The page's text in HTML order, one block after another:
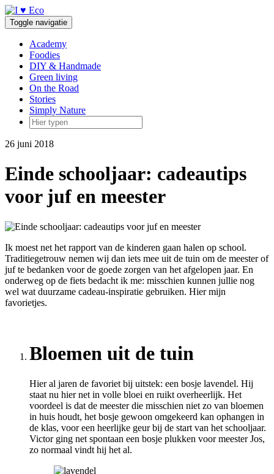
Doorgaan
naar
inhoud
Toggle navigatie
Academy
Foodies
DIY & Handmade
Green living
On the Road
Stories
Simply Nature
26 juni 2018
Einde schooljaar: cadeautips
voor juf en meester
Ik moest net het rapport van de kinderen gaan halen op school.
Traditiegetrouw nemen wij dan iets mee uit de tuin om de meester of
juf te bedanken voor de goede zorgen van het afgelopen jaar. En
onderweg op de fiets bedacht ik me: misschien kunnen jullie nog
wel wat duurzame cadeau-inspiratie gebruiken. Hier mijn
favorietjes.
Bloemen uit de tuin
Hier al jaren de favoriet bij uitstek: een bosje lavendel. Hij
staat nu hier net in volle bloei en ruikt overheerlijk. Het
voordeel is dat de meester die misschien niet zo van bloemen
in huis houdt, het bosje gewoon omgekeerd kan ophangen in
de klas, voor een heerlijke geur bij de start van het schooljaar.
Victor ging net spontaan een bosje plukken voor meester Jos,
zo normaal vindt hij het al.